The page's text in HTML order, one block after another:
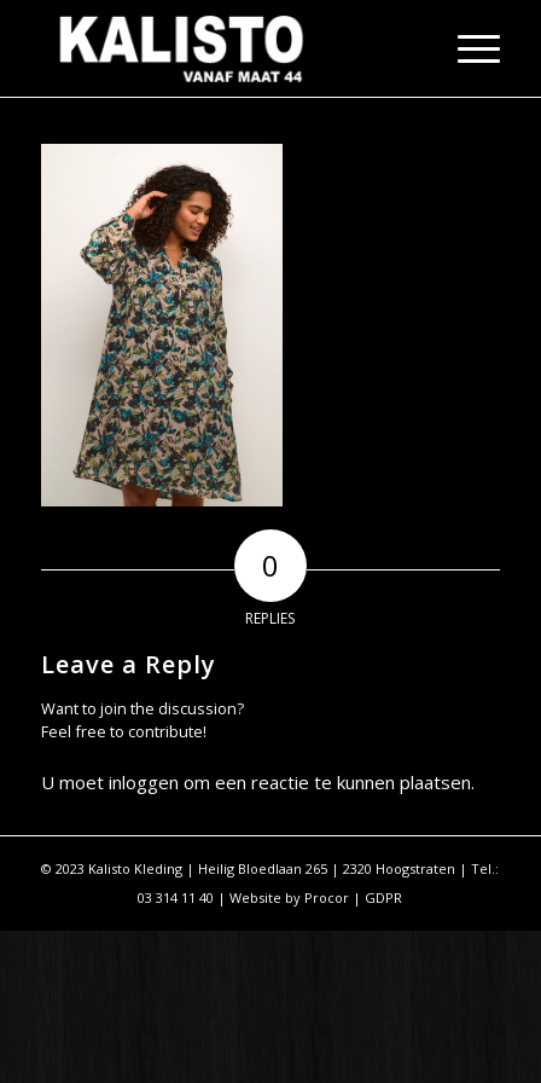
0
REPLIES
Leave a Reply
Want to join the discussion?
Feel free to contribute!
U moet inloggen om een reactie te kunnen plaatsen.
© 2023 Kalisto Kleding | Heilig Bloedlaan 265 | 2320 Hoogstraten | Tel.:
03 314 11 40 | Website by Procor | GDPR